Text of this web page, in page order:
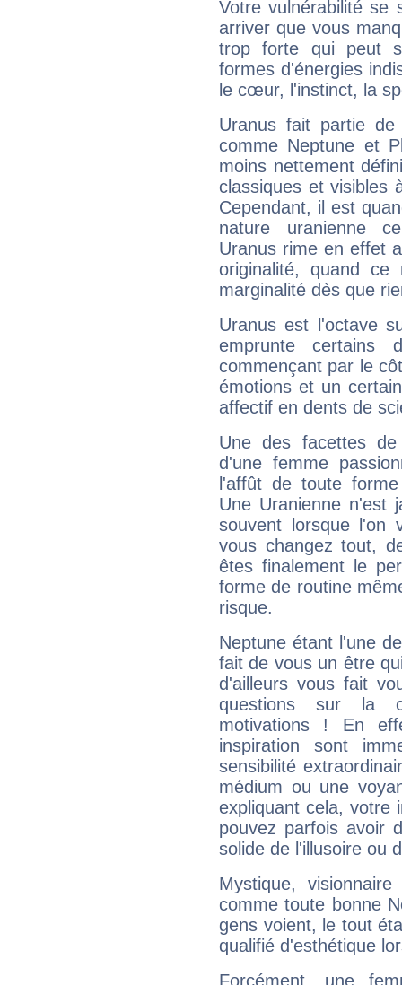
Votre vulnérabilité se
arriver que vous
trop forte qui peut
formes d'énergies
le cœur, l'instinct, la
Uranus fait partie
comme Neptune et
moins nettement
classiques et visibles
Cependant, il est
nature uranienne
Uranus rime en effet
originalité, quand ce
marginalité dès que
Uranus est l'octave
emprunte
commençant par le
émotions et un
affectif en dents de
Une des facettes
d'une femme
l'affût de toute
Une Uranienne n'est
souvent lorsque l'on
vous changez tout,
êtes finalement le
forme de routine
risque.
Neptune étant l'une
fait de vous un être
d'ailleurs vous fait
questions sur la
motivations ! En
inspiration sont
sensibilité
médium ou une
expliquant cela, votre
pouvez parfois avoir
solide de l'illusoire ou
Mystique,
comme toute bonne
gens voient, le tout
qualifié d'esthétique
Forcément, une